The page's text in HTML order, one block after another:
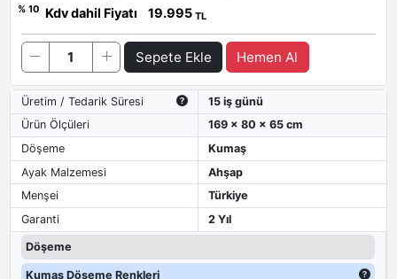
% 10
Kdv dahil Fiyatı 19.995 TL
Sepete Ekle Hemen Al
Üretim / Tedarik Süresi
15 iş günü
Ürün Ölçüleri
169 x 80 x 65 cm
Döşeme
Kumaş
Ayak Malzemesi
Ahşap
Menşei
Türkiye
Garanti
2 Yıl
Döşeme
Kumaş Döşeme Renkleri